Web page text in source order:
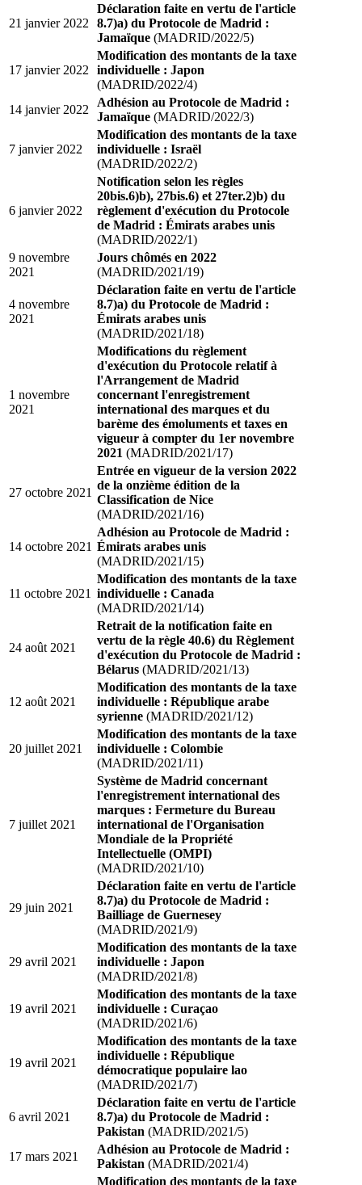
21 janvier 2022
Déclaration faite en vertu de l'article
8.7)a) du Protocole de Madrid :
Jamaïque (MADRID/2022/5)
17 janvier 2022
Modification des montants de la taxe
individuelle : Japon
(MADRID/2022/4)
14 janvier 2022
Adhésion au Protocole de Madrid :
Jamaïque (MADRID/2022/3)
7 janvier 2022
Modification des montants de la taxe
individuelle : Israël
(MADRID/2022/2)
6 janvier 2022
Notification selon les règles
20bis.6)b), 27bis.6) et 27ter.2)b) du
règlement d'exécution du Protocole
de Madrid : Émirats arabes unis
(MADRID/2022/1)
9 novembre
2021
Jours chômés en 2022
(MADRID/2021/19)
4 novembre
2021
Déclaration faite en vertu de l'article
8.7)a) du Protocole de Madrid :
Émirats arabes unis
(MADRID/2021/18)
1 novembre
2021
Modifications du règlement
d'exécution du Protocole relatif à
l'Arrangement de Madrid
concernant l'enregistrement
international des marques et du
barème des émoluments et taxes en
vigueur à compter du 1er novembre
2021 (MADRID/2021/17)
27 octobre 2021
Entrée en vigueur de la version 2022
de la onzième édition de la
Classification de Nice
(MADRID/2021/16)
14 octobre 2021
Adhésion au Protocole de Madrid :
Émirats arabes unis
(MADRID/2021/15)
11 octobre 2021
Modification des montants de la taxe
individuelle : Canada
(MADRID/2021/14)
24 août 2021
Retrait de la notification faite en
vertu de la règle 40.6) du Règlement
d'exécution du Protocole de Madrid :
Bélarus (MADRID/2021/13)
12 août 2021
Modification des montants de la taxe
individuelle : République arabe
syrienne (MADRID/2021/12)
20 juillet 2021
Modification des montants de la taxe
individuelle : Colombie
(MADRID/2021/11)
7 juillet 2021
Système de Madrid concernant
l'enregistrement international des
marques : Fermeture du Bureau
international de l'Organisation
Mondiale de la Propriété
Intellectuelle (OMPI)
(MADRID/2021/10)
29 juin 2021
Déclaration faite en vertu de l'article
8.7)a) du Protocole de Madrid :
Bailliage de Guernesey
(MADRID/2021/9)
29 avril 2021
Modification des montants de la taxe
individuelle : Japon
(MADRID/2021/8)
19 avril 2021
Modification des montants de la taxe
individuelle : Curaçao
(MADRID/2021/6)
19 avril 2021
Modification des montants de la taxe
individuelle : République
démocratique populaire lao
(MADRID/2021/7)
6 avril 2021
Déclaration faite en vertu de l'article
8.7)a) du Protocole de Madrid :
Pakistan (MADRID/2021/5)
17 mars 2021
Adhésion au Protocole de Madrid :
Pakistan (MADRID/2021/4)
Modification des montants de la taxe